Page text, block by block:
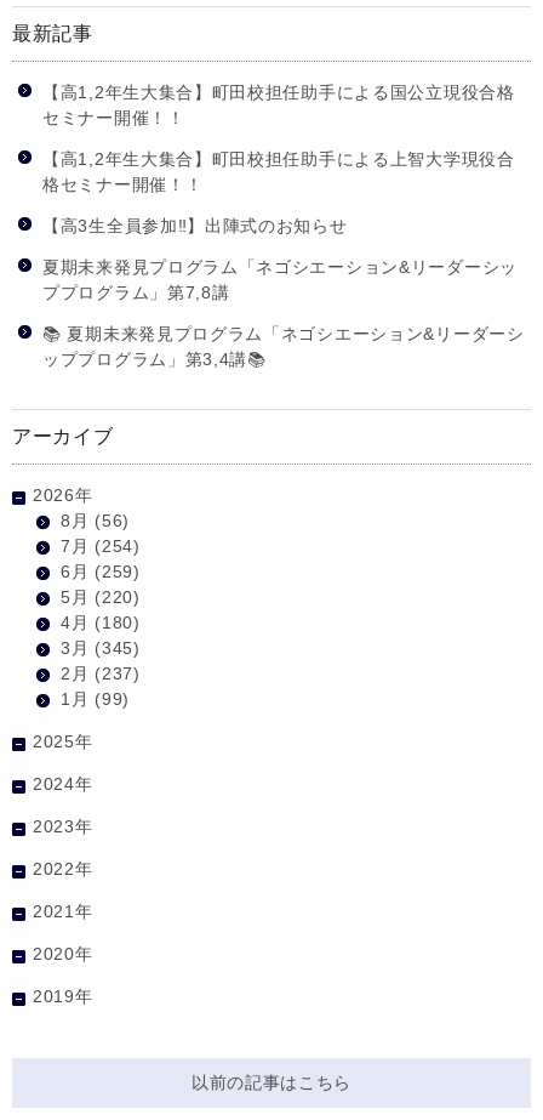
最新記事
【高1,2年生大集合】町田校担任助手による国公立現役合格
セミナー開催！！
【高1,2年生大集合】町田校担任助手による上智大学現役合
格セミナー開催！！
【高3生全員参加‼】出陣式のお知らせ
夏期未来発見プログラム「ネゴシエーション&リーダーシッ
ププログラム」第7,8講
📚 夏期未来発見プログラム「ネゴシエーション&リーダーシ
ッププログラム」第3,4講📚
アーカイブ
2026年
8月 (56)
7月 (254)
6月 (259)
5月 (220)
4月 (180)
3月 (345)
2月 (237)
1月 (99)
2025年
2024年
2023年
2022年
2021年
2020年
2019年
以前の記事はこちら